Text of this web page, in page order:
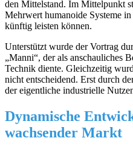
den Mittelstand. Im Mittelpunkt
Mehrwert humanoide Systeme
künftig leisten können.
Unterstützt wurde der Vortrag
„Manni“, der als anschauliches
Technik diente. Gleichzeitig
nicht entscheidend. Erst durch
der eigentliche industrielle
Dynamische
wachsender Markt